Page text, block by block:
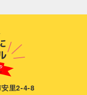
里2-4-8